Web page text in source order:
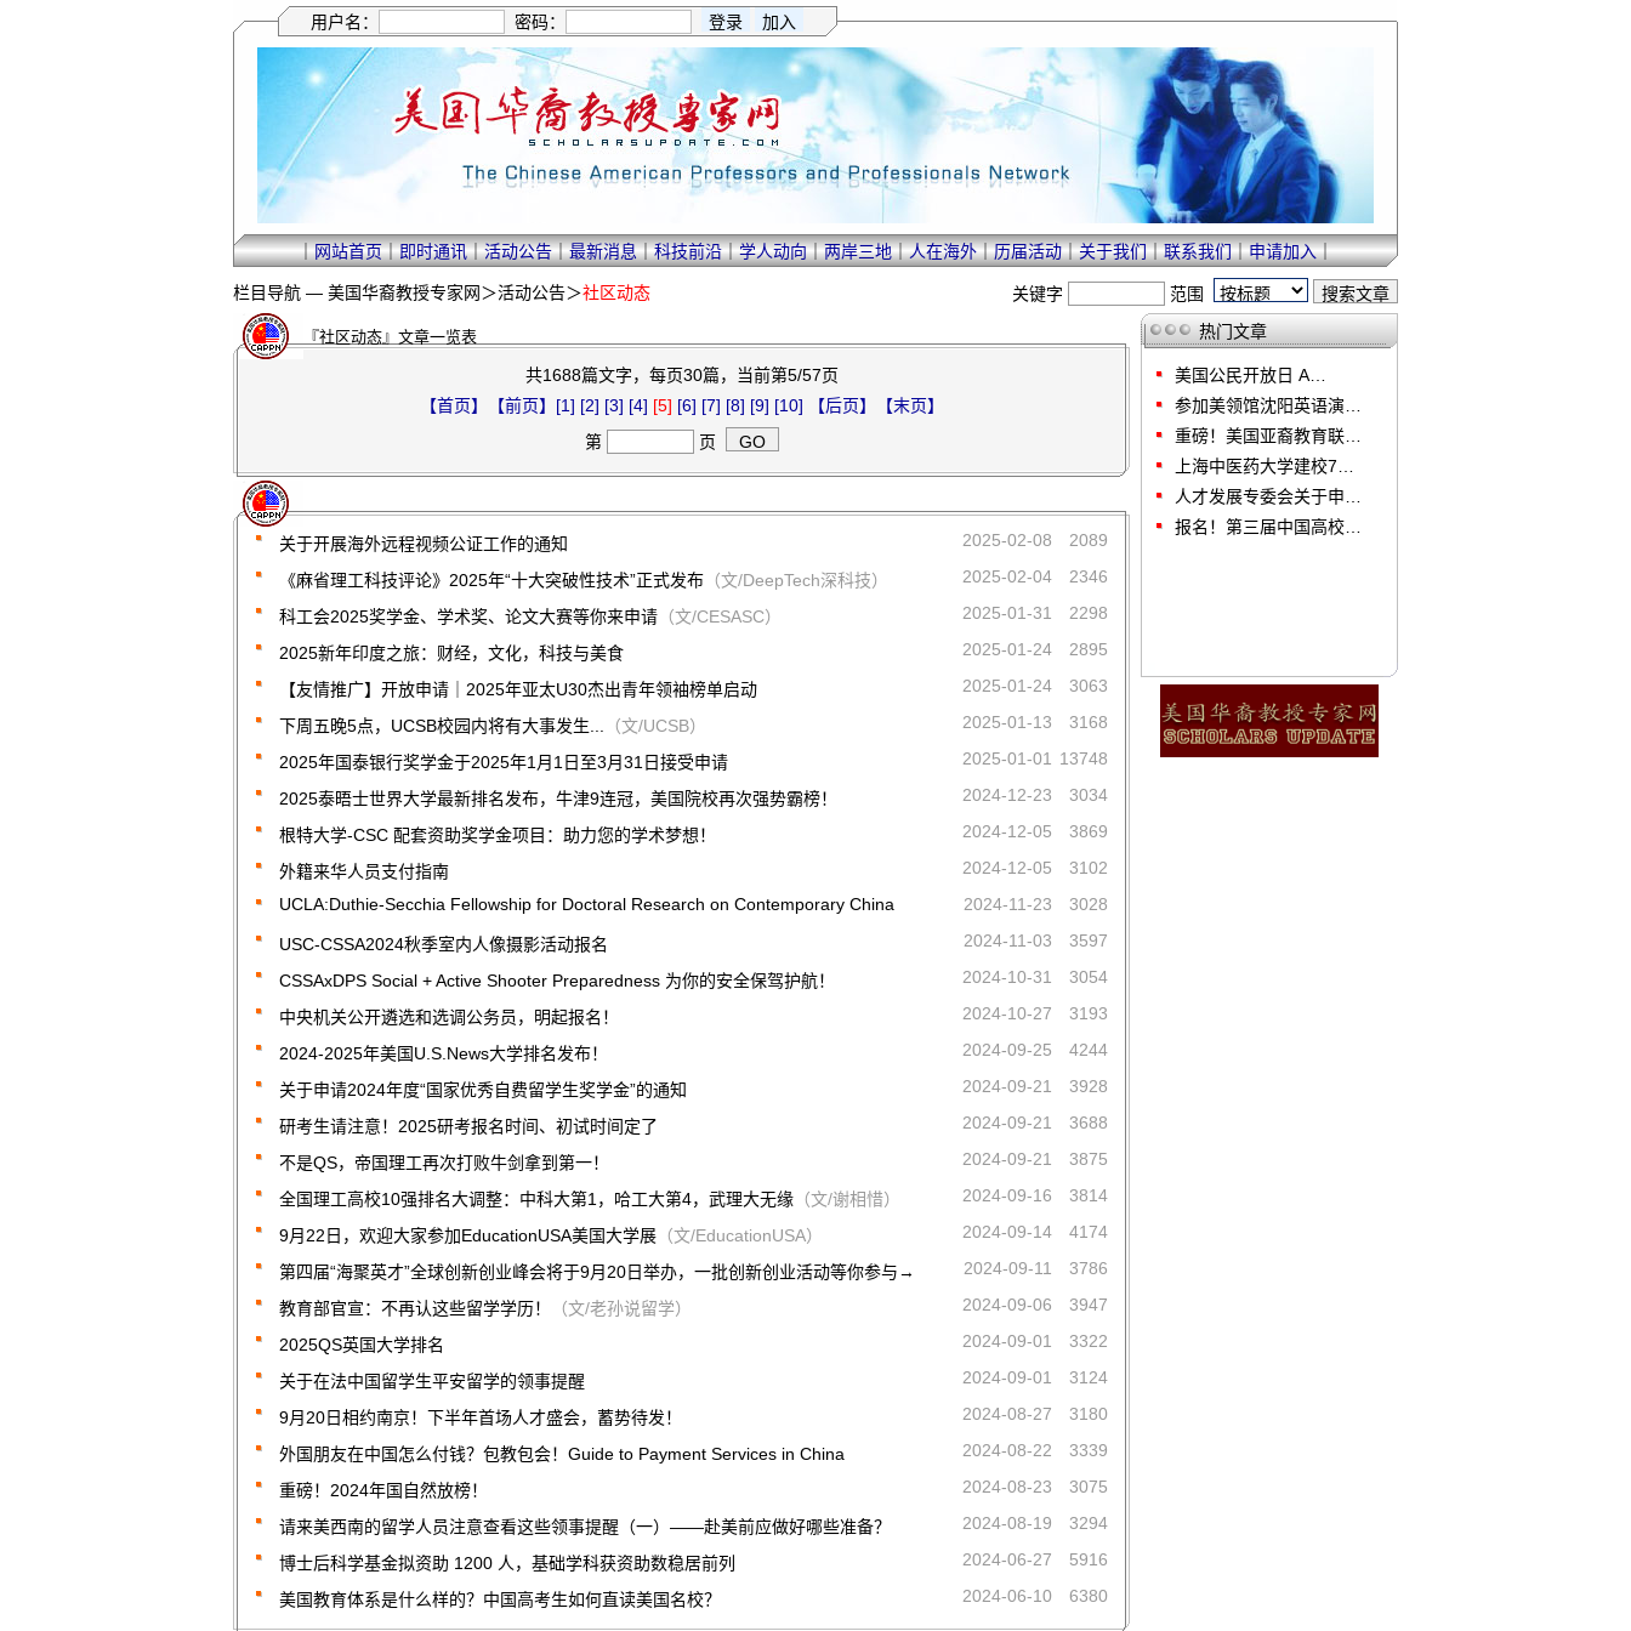
用户名： 密码：
｜网站首页｜即时通讯｜活动公告｜最新消息｜科技前沿｜学人动向｜两岸三地｜人在海外｜历届活动｜关于我们｜联系我们｜申请加入｜
栏目导航 — 美国华裔教授专家网＞活动公告＞社区动态 关键字 范围
『社区动态』文章一览表
共1688篇文字，每页30篇，当前第5/57页
【首页】
【前页】 [1] [2] [3] [4] [5] [6] [7] [8] [9] [10] 【后页】
【末页】
第
页
关于开展海外远程视频公证工作的通知 2025-02-08 2089
《麻省理工科技评论》2025年“十大突破性技术”正式发布 （文/DeepTech深科技） 2025-02-04 2346
科工会2025奖学金、学术奖、论文大赛等你来申请 （文/CESASC） 2025-01-31 2298
2025新年印度之旅：财经，文化，科技与美食 2025-01-24 2895
【友情推广】开放申请｜2025年亚太U30杰出青年领袖榜单启动 2025-01-24 3063
下周五晚5点，UCSB校园内将有大事发生... （文/UCSB） 2025-01-13 3168
2025年国泰银行奖学金于2025年1月1日至3月31日接受申请 2025-01-01 13748
2025泰晤士世界大学最新排名发布，牛津9连冠，美国院校再次强势霸榜！ 2024-12-23 3034
根特大学-CSC 配套资助奖学金项目：助力您的学术梦想！ 2024-12-05 3869
外籍来华人员支付指南 2024-12-05
3102
UCLA:Duthie-Secchia Fellowship for Doctoral Research on Contemporary China
2024-11-23 3028
USC-CSSA2024秋季室内人像摄影活动报名 2024-11-03 3597
CSSAxDPS Social + Active Shooter Preparedness 为你的安全保驾护航！ 2024-10-31 3054
中央机关公开遴选和选调公务员，明起报名！ 2024-10-27 3193
2024-2025年美国U.S.News大学排名发布！ 2024-09-25 4244
关于申请2024年度“国家优秀自费留学生奖学金”的通知 2024-09-21 3928
研考生请注意！2025研考报名时间、初试时间定了 2024-09-21 3688
不是QS，帝国理工再次打败牛剑拿到第一！ 2024-09-21 3875
全国理工高校10强排名大调整：中科大第1，哈工大第4，武理大无缘 （文/谢相惜） 2024-09-16 3814
9月22日，欢迎大家参加EducationUSA美国大学展 （文/EducationUSA） 2024-09-14 4174
第四届“海聚英才”全球创新创业峰会将于9月20日举办，一批创新创业活动等你参与→ 2024-09-11 3786
教育部官宣：不再认这些留学学历！ （文/老孙说留学） 2024-09-06 3947
2025QS英国大学排名 2024-09-01 3322
关于在法中国留学生平安留学的领事提醒 2024-09-01 3124
9月20日相约南京！下半年首场人才盛会，蓄势待发！ 2024-08-27 3180
外国朋友在中国怎么付钱？包教包会！Guide to Payment Services in China 2024-08-22 3339
重磅！2024年国自然放榜！ 2024-08-23 3075
请来美西南的留学人员注意查看这些领事提醒（一）——赴美前应做好哪些准备？ 2024-08-19 3294
博士后科学基金拟资助 1200 人，基础学科获资助数稳居前列 2024-06-27 5916
美国教育体系是什么样的？中国高考生如何直读美国名校？ 2024-06-10 6380
热门文章
美国公民开放日 A…
参加美领馆沈阳英语演…
重磅！美国亚裔教育联…
上海中医药大学建校7…
人才发展专委会关于申…
报名！第三届中国高校…